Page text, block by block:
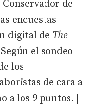
de
encuestas
digital de The
el sondeo
los
de cara a
a los 9 puntos. |